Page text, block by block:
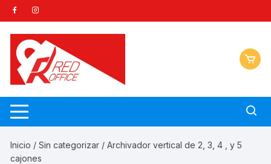
Saltar
al
contenido
Inicio /Sin categorizar / Archivador vertical de 2, 3, 4 , y 5
cajones